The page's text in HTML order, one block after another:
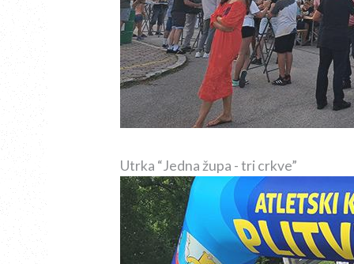
Utrka “Jedna župa - tri crkve”